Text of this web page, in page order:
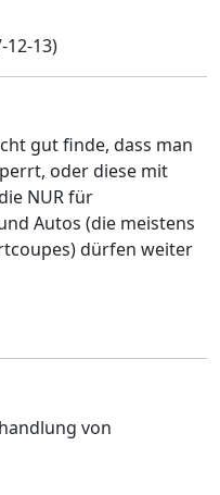
12-13)
gut finde, dass man
oder diese mit
NUR für
Autos (die meistens
dürfen weiter
von